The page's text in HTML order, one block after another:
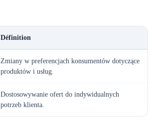
Définition
Zmiany w preferencjach konsumentów dotyczące
produktów i usług.
Dostosowywanie ofert do indywidualnych
potrzeb klienta.